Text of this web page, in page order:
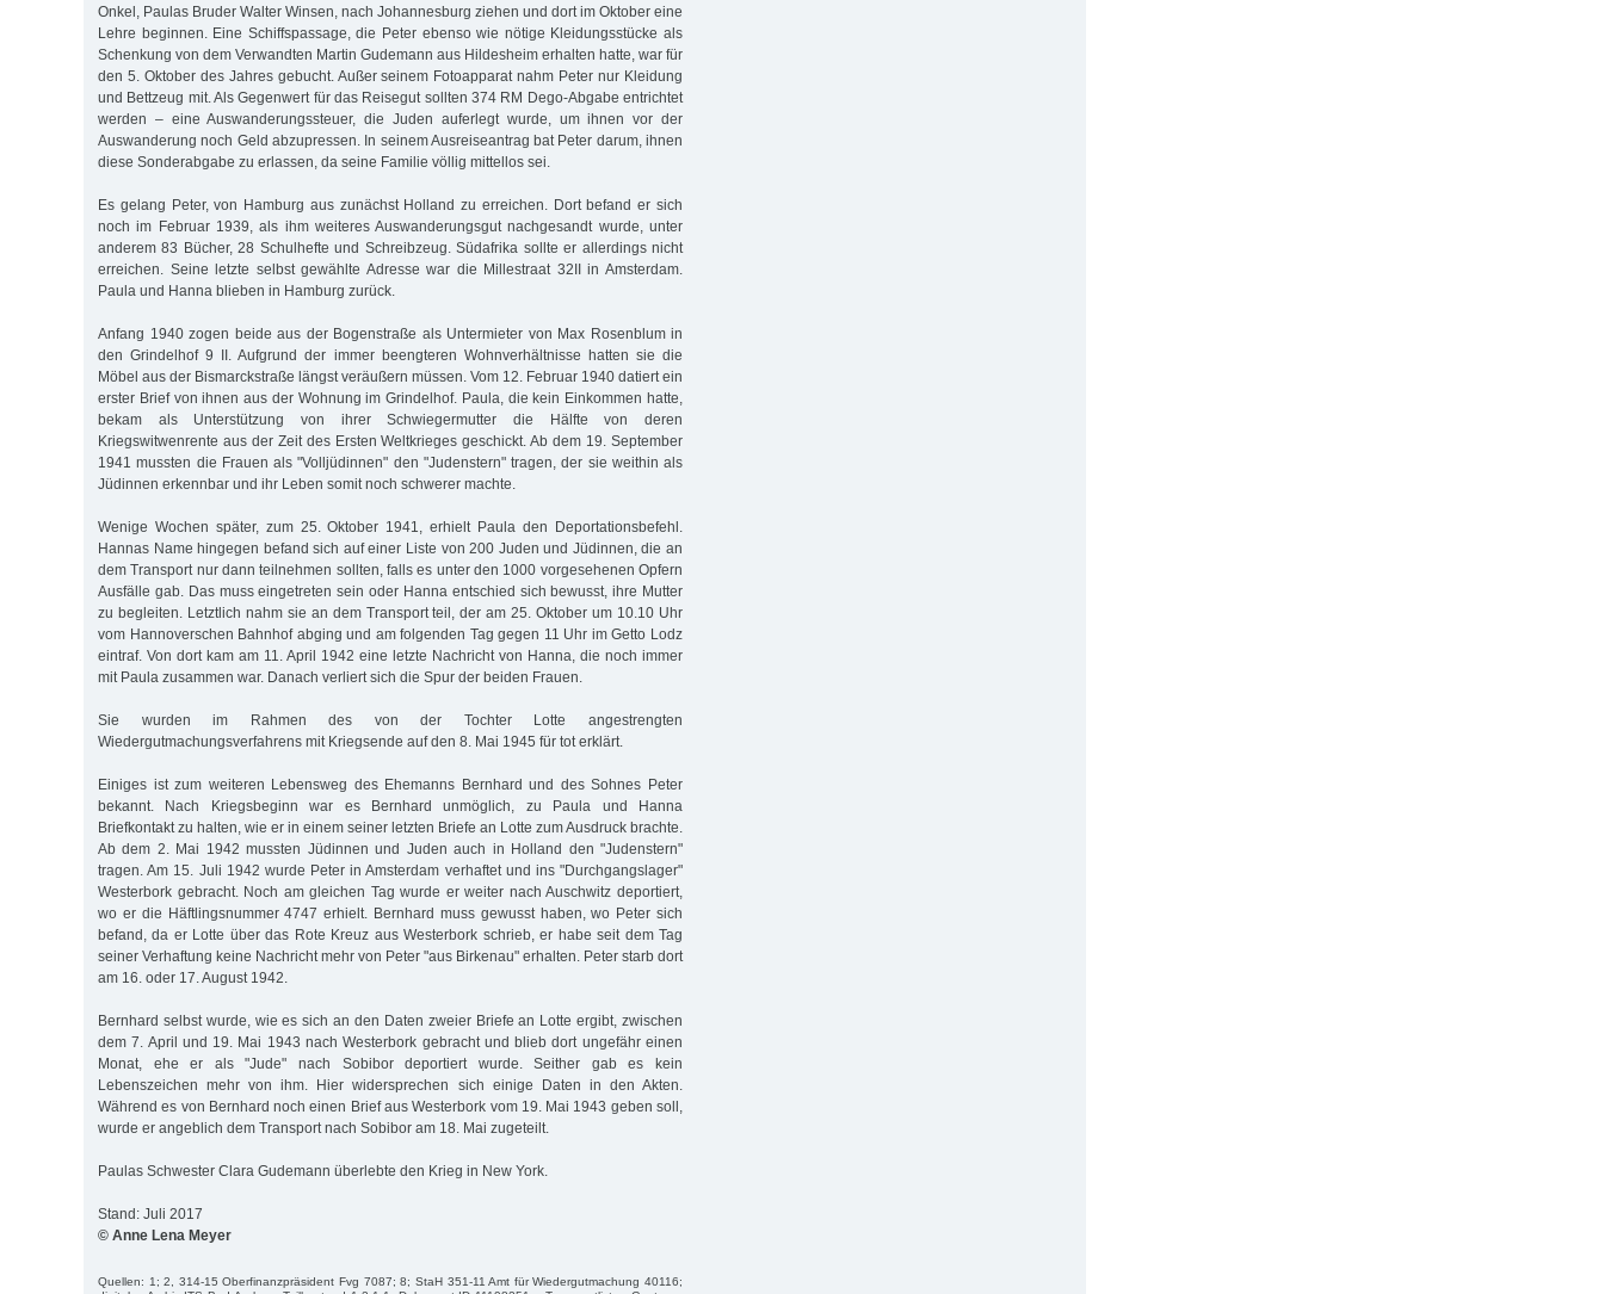
Onkel, Paulas Bruder Walter Winsen, nach Johannesburg ziehen und dort im Oktober eine
Lehre beginnen. Eine Schiffspassage, die Peter ebenso wie nötige Kleidungsstücke als
Schenkung von dem Verwandten Martin Gudemann aus Hildesheim erhalten hatte, war für
den 5. Oktober des Jahres gebucht. Außer seinem Fotoapparat nahm Peter nur Kleidung
und Bettzeug mit. Als Gegenwert für das Reisegut sollten 374 RM Dego-Abgabe entrichtet
werden – eine Auswanderungssteuer, die Juden auferlegt wurde, um ihnen vor der
Auswanderung noch Geld abzupressen. In seinem Ausreiseantrag bat Peter darum, ihnen
diese Sonderabgabe zu erlassen, da seine Familie völlig mittellos sei.
Es gelang Peter, von Hamburg aus zunächst Holland zu erreichen. Dort befand er sich
noch im Februar 1939, als ihm weiteres Auswanderungsgut nachgesandt wurde, unter
anderem 83 Bücher, 28 Schulhefte und Schreibzeug. Südafrika sollte er allerdings nicht
erreichen. Seine letzte selbst gewählte Adresse war die Millestraat 32II in Amsterdam.
Paula und Hanna blieben in Hamburg zurück.
Anfang 1940 zogen beide aus der Bogenstraße als Untermieter von Max Rosenblum in
den Grindelhof 9 II. Aufgrund der immer beengteren Wohnverhältnisse hatten sie die
Möbel aus der Bismarckstraße längst veräußern müssen. Vom 12. Februar 1940 datiert ein
erster Brief von ihnen aus der Wohnung im Grindelhof. Paula, die kein Einkommen hatte,
bekam als Unterstützung von ihrer Schwiegermutter die Hälfte von deren
Kriegswitwenrente aus der Zeit des Ersten Weltkrieges geschickt. Ab dem 19. September
1941 mussten die Frauen als "Volljüdinnen" den "Judenstern" tragen, der sie weithin als
Jüdinnen erkennbar und ihr Leben somit noch schwerer machte.
Wenige Wochen später, zum 25. Oktober 1941, erhielt Paula den Deportationsbefehl.
Hannas Name hingegen befand sich auf einer Liste von 200 Juden und Jüdinnen, die an
dem Transport nur dann teilnehmen sollten, falls es unter den 1000 vorgesehenen Opfern
Ausfälle gab. Das muss eingetreten sein oder Hanna entschied sich bewusst, ihre Mutter
zu begleiten. Letztlich nahm sie an dem Transport teil, der am 25. Oktober um 10.10 Uhr
vom Hannoverschen Bahnhof abging und am folgenden Tag gegen 11 Uhr im Getto Lodz
eintraf. Von dort kam am 11. April 1942 eine letzte Nachricht von Hanna, die noch immer
mit Paula zusammen war. Danach verliert sich die Spur der beiden Frauen.
Sie wurden im Rahmen des von der Tochter Lotte angestrengten
Wiedergutmachungsverfahrens mit Kriegsende auf den 8. Mai 1945 für tot erklärt.
Einiges ist zum weiteren Lebensweg des Ehemanns Bernhard und des Sohnes Peter
bekannt. Nach Kriegsbeginn war es Bernhard unmöglich, zu Paula und Hanna
Briefkontakt zu halten, wie er in einem seiner letzten Briefe an Lotte zum Ausdruck brachte.
Ab dem 2. Mai 1942 mussten Jüdinnen und Juden auch in Holland den "Judenstern"
tragen. Am 15. Juli 1942 wurde Peter in Amsterdam verhaftet und ins "Durchgangslager"
Westerbork gebracht. Noch am gleichen Tag wurde er weiter nach Auschwitz deportiert,
wo er die Häftlingsnummer 4747 erhielt. Bernhard muss gewusst haben, wo Peter sich
befand, da er Lotte über das Rote Kreuz aus Westerbork schrieb, er habe seit dem Tag
seiner Verhaftung keine Nachricht mehr von Peter "aus Birkenau" erhalten. Peter starb dort
am 16. oder 17. August 1942.
Bernhard selbst wurde, wie es sich an den Daten zweier Briefe an Lotte ergibt, zwischen
dem 7. April und 19. Mai 1943 nach Westerbork gebracht und blieb dort ungefähr einen
Monat, ehe er als "Jude" nach Sobibor deportiert wurde. Seither gab es kein
Lebenszeichen mehr von ihm. Hier widersprechen sich einige Daten in den Akten.
Während es von Bernhard noch einen Brief aus Westerbork vom 19. Mai 1943 geben soll,
wurde er angeblich dem Transport nach Sobibor am 18. Mai zugeteilt.
Paulas Schwester Clara Gudemann überlebte den Krieg in New York.
Stand: Juli 2017
© Anne Lena Meyer
Quellen: 1; 2, 314-15 Oberfinanzpräsident Fvg 7087; 8; StaH 351-11 Amt für Wiedergutmachung 40116;